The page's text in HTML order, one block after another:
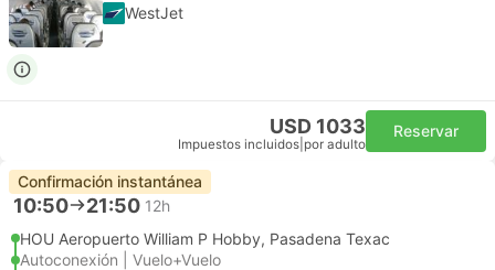
WestJet
USD 1033
Impuestos incluidos por adulto
Reservar
Confirmación instantánea
10:50 21:50 12h
HOU Aeropuerto William P Hobby, Pasadena Texac
Autoconexión | Vuelo+Vuelo